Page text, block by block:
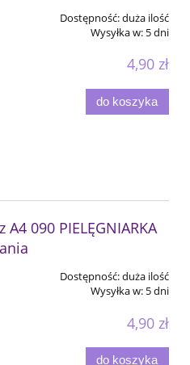
Dostępność:duża ilość
Wysyłka w: 5 dni
4,90 zł
do koszyka
090 PIELĘGNIARKA
Dostępność:duża ilość
Wysyłka w: 5 dni
4,90 zł
do koszyka